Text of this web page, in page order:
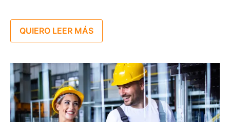
QUIERO LEER MÁS